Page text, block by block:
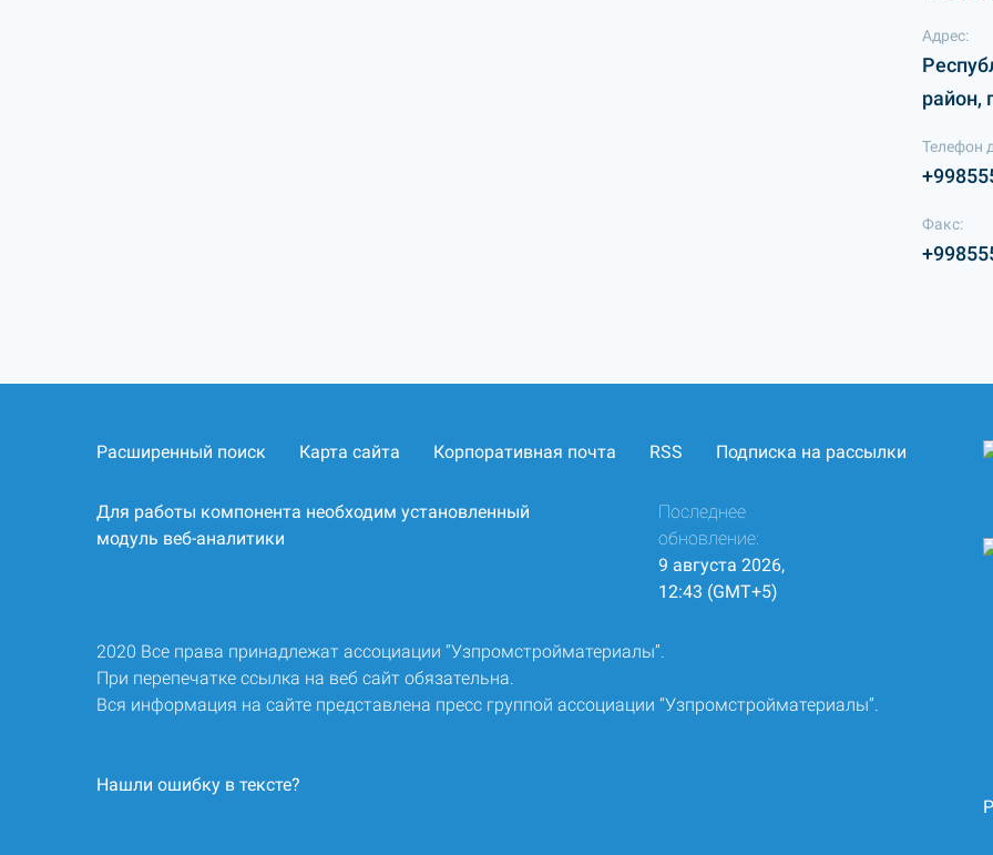
Адрес:
район,
Телефон
Факс:
Расширенный поиск Карта сайта Корпоративная почта RSS Подписка на рассылки
Для работы компонента необходим установленный
модуль веб-аналитики
Последнее
обновление:
9 августа 2026,
12:43 (GMT+5)
2020 Все права принадлежат ассоциации “Узпромстройматериалы”.
При перепечатке ссылка на веб сайт обязательна.
Вся информация на сайте представлена пресс группой ассоциации “Узпромстройматериалы”.
Нашли ошибку в тексте?